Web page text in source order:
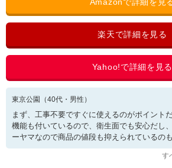
東京公園 （40代・ 男性 ）
まず、工事不要ですぐに使えるのがポイント
機能も付いているので、衛生面でも安心だし
ーヤマなので商品の値段も抑えられているのも
す